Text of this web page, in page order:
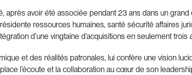
après avoir été associée pendant 23 ans dans un grand
ressources humaines, santé sécurité affaires
d’une vingtaine d’acquisitions en seulement trois
et des réalités patronales, lui confère une vision
l’écoute et la collaboration au cœur de son